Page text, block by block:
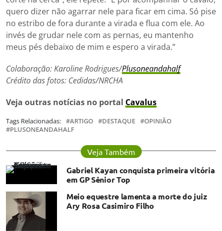
quero dizer não agarrar nele para ficar em cima. Só pise
no estribo de fora durante a virada e flua com ele. Ao
invés de grudar nele com as pernas, eu mantenho
meus pés debaixo de mim e espero a virada.”
Colaboração: Karoline Rodrigues/Plusoneandahalf
Crédito das fotos: Cedidas/NRCHA
Veja outras notícias no portal Cavalus
Tags Relacionadas: ARTIGO DESTAQUE
OPINIÃO
PLUSONEANDAHALF
Veja Também
Gabriel Kayan conquista primeira vitória
em GP Sênior Top
Meio equestre lamenta a morte do juiz
Ary Rosa Casimiro Filho